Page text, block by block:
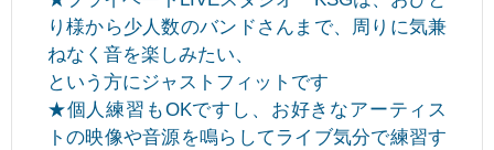
り様から少人数のバンドさんまで、周りに気兼
ねなく音を楽しみたい、
という方にジャストフィットです
★個人練習もOKですし、お好きなアーティス
トの映像や音源を鳴らしてライブ気分で練習す